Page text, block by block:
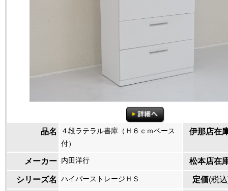
品名
４段ラテラル書庫（Ｈ６ｃｍベース
付）
伊那店在
メーカー 内田洋行 松本店在
シリーズ名 ハイパーストレージＨＳ 定価(税